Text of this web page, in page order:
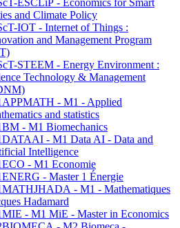
ESCLiP - Economics for Smart
and Climate Policy
IOT - Internet of Things :
and Management Program
STEEM - Energy Environment :
Technology & Management
- M1 - Applied
and statistics
- M1 Biomechanics
- M1 Data AI - Data and
Intelligence
- M1 Economie
- Master 1 Énergie
- M1 - Mathematiques
Hadamard
- M1 MiE - Master in Economics